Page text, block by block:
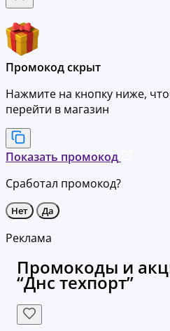
Промокод скрыт
Нажмите на кнопку ниже,
перейти в магазин
Показать промокод
Сработал промокод?
Нет Да
Реклама
Промокоды и
“Днс техпорт”